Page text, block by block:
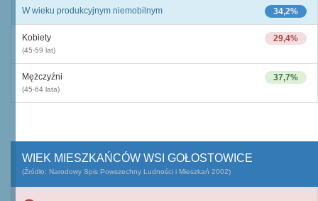
34,2%
W wieku produkcyjnym niemobilnym
29,4%
Kobiety
(45-59 lat)
37,7%
Mężczyźni
(45-64 lata)
WIEK MIESZKAŃCÓW WSI GOŁOSTOWICE
(Źródło: Narodowy Spis Powszechny Ludności i Mieszkań 2002)